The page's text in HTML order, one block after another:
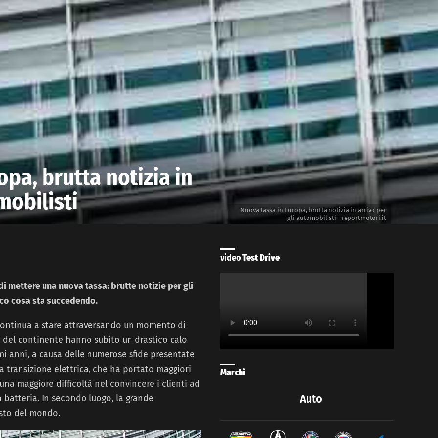
brutta notizia in
Nuova tassa in Europa, brutta notizia in arrivo per
gli automobilisti - reportmotori.it
mettere una nuova tassa: brutte notizie per gli
cosa sta succedendo.
a stare attraversando un momento di
continente hanno subito un drastico calo
anni, a causa delle numerose sfide presentate
transizione elettrica, che ha portato maggiori
maggiore difficoltà nel convincere i clienti ad
In secondo luogo, la grande
del mondo.
videoTest Drive
Marchi
Auto